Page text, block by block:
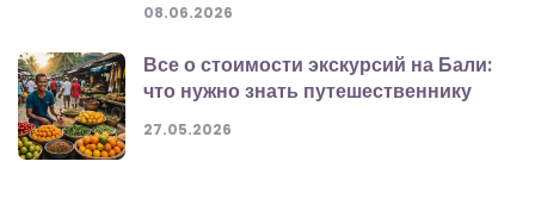
08.06.2026
Все о стоимости экскурсий на Бали:
что нужно знать путешественнику
27.05.2026